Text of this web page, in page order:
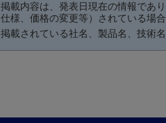
掲載内容は、発表日現在の情報であ
仕様、価格の変更等）されている場合
掲載されている社名、製品名、技術